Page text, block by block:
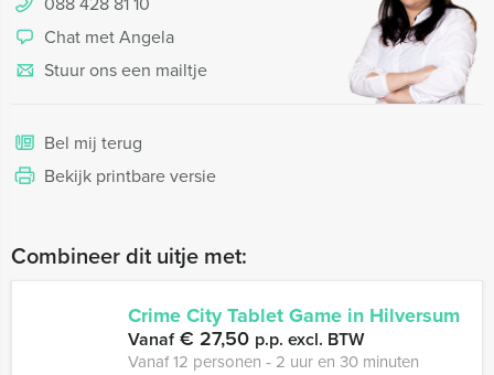
Chat met Angela
Stuur ons een mailtje
Bel mij terug
Bekijk printbare versie
Combineer dit uitje met:
Crime City Tablet Game in Hilversum
Vanaf€ 27,50 p.p. excl. BTW
Vanaf 12 personen ‐ 2 uur en 30 minuten